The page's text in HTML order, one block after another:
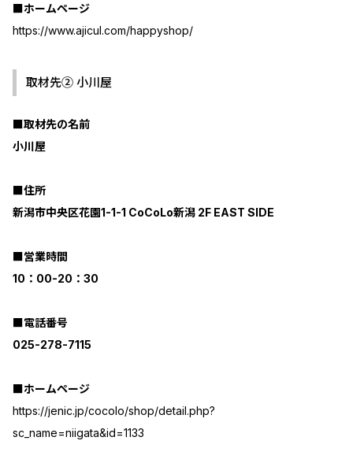
■ホームページ
https://www.ajicul.com/happyshop/
取材先② 小川屋
■取材先の名前
小川屋
■住所
新潟市中央区花園1-1-1 CoCoLo新潟 2F EAST SIDE
■営業時間
10：00-20：30
■電話番号
025-278-7115
■ホームページ
https://jenic.jp/cocolo/shop/detail.php?
sc_name=niigata&id=1133